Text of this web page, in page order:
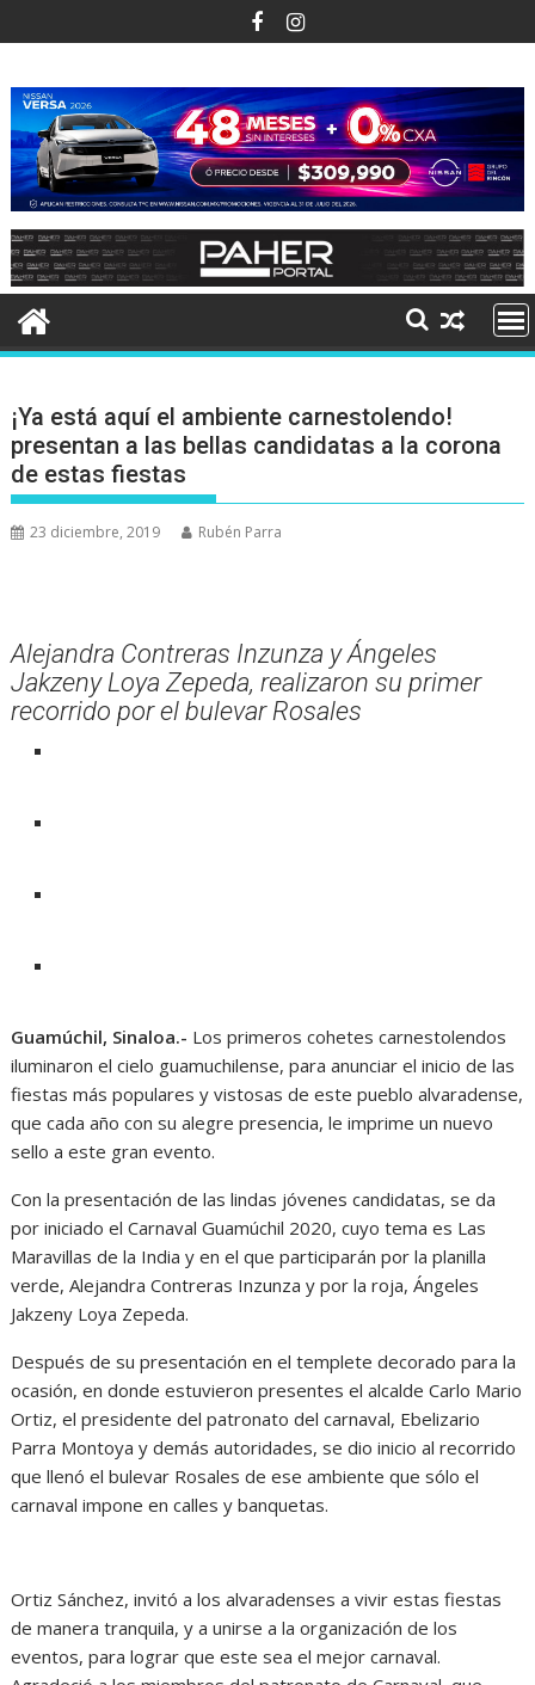
al
¡Ya está aquí el ambiente carnestolendo!
presentan a las bellas candidatas a la corona
de estas fiestas
23 diciembre, 2019 Rubén Parra
Alejandra Contreras Inzunza y Ángeles
Jakzeny Loya Zepeda, realizaron su primer
recorrido por el bulevar Rosales
Guamúchil, Sinaloa.- Los primeros cohetes carnestolendos
iluminaron el cielo guamuchilense, para anunciar el inicio de las
fiestas más populares y vistosas de este pueblo alvaradense,
que cada año con su alegre presencia, le imprime un nuevo
sello a este gran evento.
Con la presentación de las lindas jóvenes candidatas, se da
por iniciado el Carnaval Guamúchil 2020, cuyo tema es Las
Maravillas de la India y en el que participarán por la planilla
verde, Alejandra Contreras Inzunza y por la roja, Ángeles
Jakzeny Loya Zepeda.
Después de su presentación en el templete decorado para la
ocasión, en donde estuvieron presentes el alcalde Carlo Mario
Ortiz, el presidente del patronato del carnaval, Ebelizario
Parra Montoya y demás autoridades, se dio inicio al recorrido
que llenó el bulevar Rosales de ese ambiente que sólo el
carnaval impone en calles y banquetas.
Ortiz Sánchez, invitó a los alvaradenses a vivir estas fiestas
de manera tranquila, y a unirse a la organización de los
eventos, para lograr que este sea el mejor carnaval.